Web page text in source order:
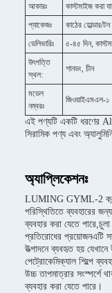
আকারঃ
কাস্টমাইজ করা
প্যাকেজঃ
কাঠের হোল্ডার/টন
ডেলিভারিঃ
৫-৪৫ দিন,
উৎপত্তি
স্থল:
শানডং, চীন
মডেল
নম্বরঃ
জিওয়াইএমএল-১
এই পণ্যটি একটি ধরণের
সিরামিক পণ্য এবং
অ্যাপ্লিকেশনঃ
LUMING GYML-2
পরিস্থিতিতে ব্যবহারের
ব্যবহার করা যেতে
প্রতিরোধের প্রয়োজনএটি
উত্পাদনে ব্যবহৃত হয়
পেট্রোকেমিক্যাল শিল্পে
উচ্চ তাপমাত্রার সংস্পর্শে
ব্যবহার করা যেতে পারে।